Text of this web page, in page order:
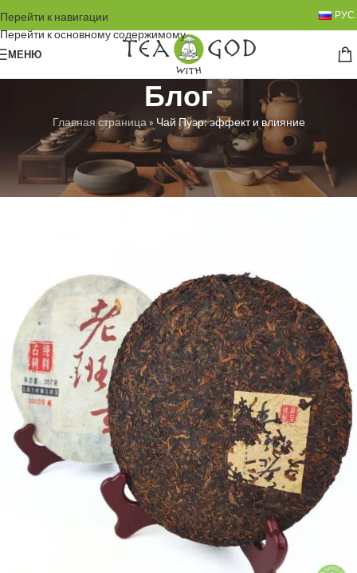
Перейти к навигации
Перейти к основному содержимому
РУС.
МЕНЮ
Блог
Главная страница » Чай Пуэр: эффект и влияние
БЕЗ РУБРИКИ
Чай Пуэр: эффект и влияние
Любовь ТроянВкл. 15.06.2024